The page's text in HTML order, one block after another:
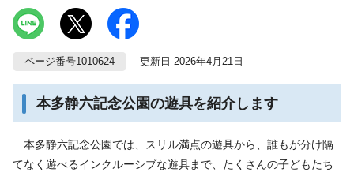
ページ番号1010624 更新日 2026年4月21日
本多静六記念公園の遊具を紹介します
本多静六記念公園では、スリル満点の遊具から、誰もが分け隔
てなく遊べるインクルーシブな遊具まで、たくさんの子どもたち